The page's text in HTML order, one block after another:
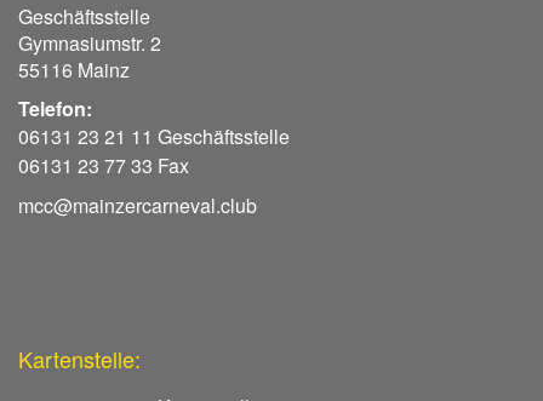
Geschäftsstelle
Gymnasiumstr. 2
55116 Mainz
Telefon:
06131 23 21 11 Geschäftsstelle
06131 23 77 33 Fax
mcc@mainzercarneval.club
Kartenstelle: